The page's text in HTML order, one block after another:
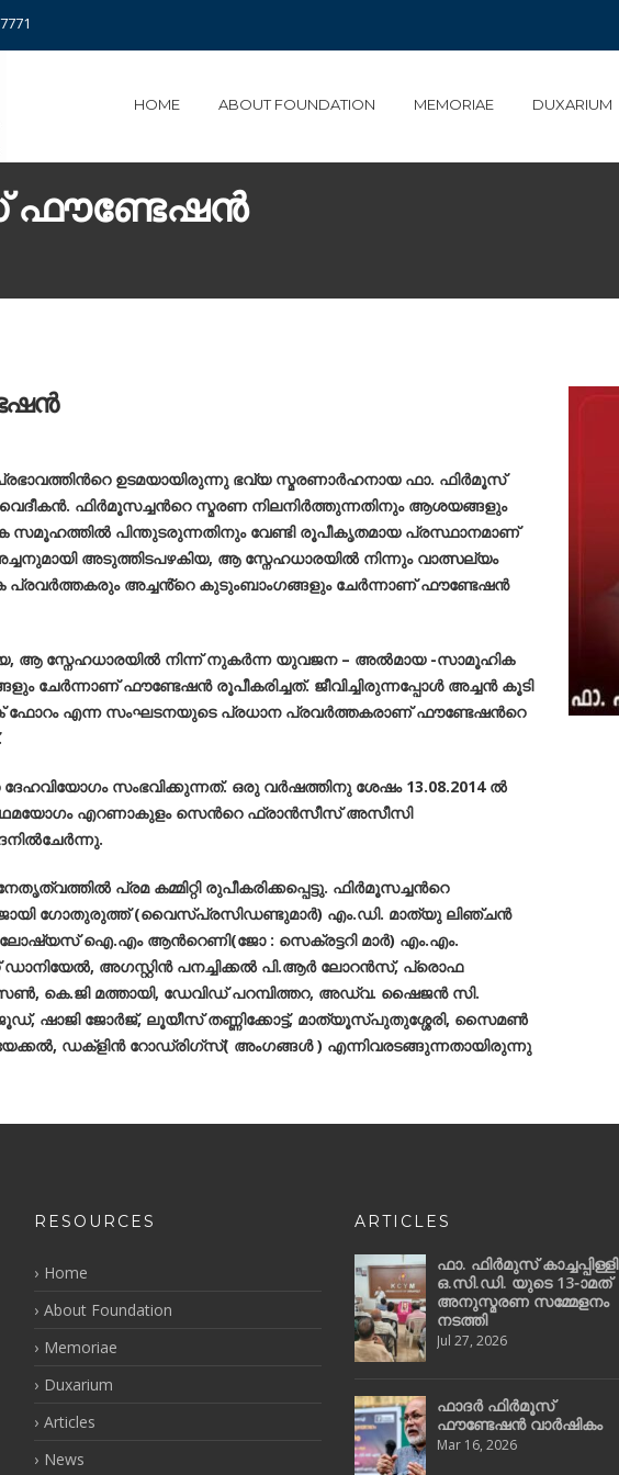
HOME ABOUT FOUNDATION MEMORIAE DUXARIUM
ഫൗണ്ടേഷൻ
ഉടമയായിരുന്നു ഭവ്യ സ്മരണാർഹനായ ഫാ. ഫിർമൂസ്
വൈദീകൻ. ഫിർമൂസച്ചന്‍റെ സ്മരണ നിലനിർത്തുന്നതിനും ആശയങ്ങളും
സമൂഹത്തിൽ പിന്തുടരുന്നതിനും വേണ്ടി രൂപീകൃതമായ പ്രസ്ഥാനമാണ്
അടുത്തിടപഴകിയ, ആ സ്നേഹധാരയിൽ നിന്നും വാത്സല്യം
അച്ചൻ്റെ കുടുംബാംഗങ്ങളും ചേർന്നാണ് ഫൗണ്ടേഷൻ
ആ സ്നേഹധാരയിൽ നിന്ന് നുകർന്ന യുവജന – അൽമായ -സാമൂഹിക
ചേർന്നാണ് ഫൗണ്ടേഷൻ രൂപീകരിച്ചത്. ജീവിച്ചിരുന്നപ്പോൾ അച്ചൻ കൂടി
ഫോറം എന്ന സംഘടനയുടെ പ്രധാന പ്രവർത്തകരാണ് ഫൗണ്ടേഷന്‍റെ
സംഭവിക്കുന്നത്. ഒരു വർഷത്തിനു ശേഷം 13.08.2014 ൽ
എറണാകുളം സെന്‍റെ ഫ്രാൻസീസ് അസീസി
പ്രമ കമ്മിറ്റി രുപീകരിക്കപ്പെട്ടു. ഫിർമൂസച്ചന്‍റെ
ഗോതുരുത്ത് (വൈസ്പ്രസിഡണ്ടുമാർ) എം.ഡി. മാത്യു ലിഞ്ചൻ
ഐ.എം ആന്‍റെണി(ജോ : സെക്രട്ടറി മാർ) എം.എം.
ഡാനിയേൽ, അഗസ്റ്റിൻ പനച്ചിക്കൽ പി.ആർ ലോറൻസ്, പ്രൊഫ
കെ.ജി മത്തായി, ഡേവിഡ് പറമ്പിത്തറ, അഡ്വ. ഷൈജൻ സി.
ഷാജി ജോർജ്, ലൂയീസ് തണ്ണിക്കോട്ട്, മാത്യൂസ്പുതുശ്ശേരി, സൈമൺ
ഡക്ളിൻ റോഡ്രിഗ്സ്( അംഗങ്ങൾ ) എന്നിവരടങ്ങുന്നതായിരുന്നു
RESOURCES
Home
About Foundation
Memoriae
Duxarium
Articles
News
ARTICLES
ഫാ. ഫിർമുസ് കാച്ചപ്പിള്ളി
ഒ.സി.ഡി. യുടെ 13-ാമത്
അനുസ്മരണ സമ്മേളനം
നടത്തി
Jul 27, 2026
ഫാദർ ഫിർമൂസ്
ഫൗണ്ടേഷൻ വാർഷികം
Mar 16, 2026